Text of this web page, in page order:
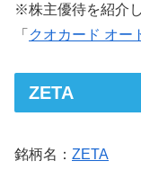
※株主優待を紹介
「 クオカード オー
ZETA
銘柄名： ZETA